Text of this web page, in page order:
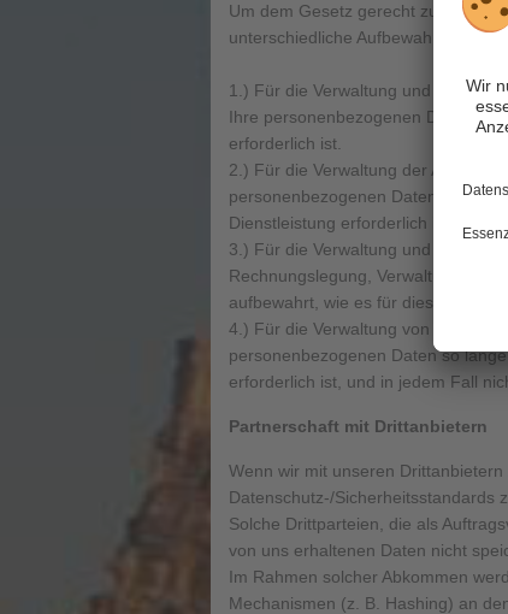
Um dem Gesetz gerecht zu werden
unterschiedliche
1.) Für die Verwaltung und
Ihre personenbezogenen Daten so
erforderlich ist.
2.) Für die Verwaltung der
personenbezogenen Daten so
Dienstleistung erforderlich ist
3.) Für die Verwaltung und
Rechnungslegung, Verwaltung,
aufbewahrt, wie es für diesen
4.) Für die Verwaltung von
personenbezogenen Daten so
erforderlich ist, und in jedem Fall
Partnerschaft mit Drittanbietern
Wenn wir mit unseren
Datenschutz-/Sicherheitsstandards
Solche Drittparteien, die als
von uns erhaltenen Daten nicht
Im Rahmen solcher Abkommen
Mechanismen (z. B. Hashing) an